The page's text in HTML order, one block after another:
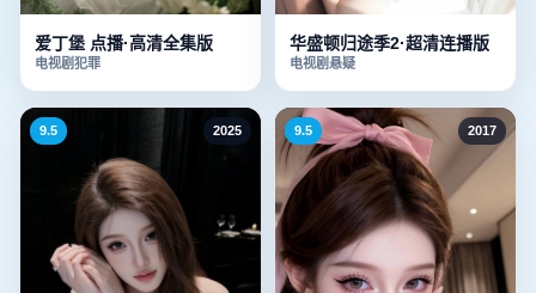
爱丁堡 点播·高清全集版
电视剧犯罪
华盛顿归途季2·超清连播版
电视剧悬疑
9.5 2025 9.5 2017